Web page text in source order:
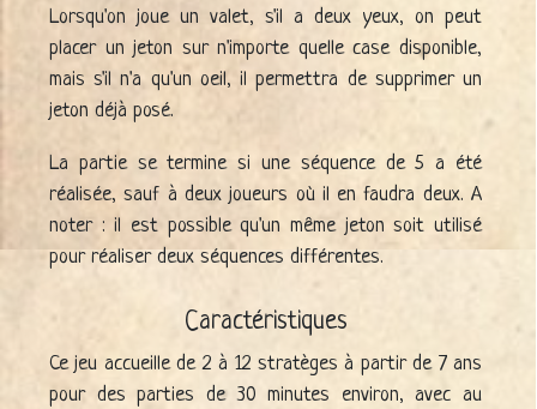
Lorsqu'on joue un valet, s'il a deux yeux, on peut
placer un jeton sur n'importe quelle case disponible,
mais s'il n'a qu'un oeil, il permettra de supprimer un
jeton déjà posé.
La partie se termine si une séquence de 5 a été
réalisée, sauf à deux joueurs où il en faudra deux. A
noter : il est possible qu'un même jeton soit utilisé
pour réaliser deux séquences différentes.
Caractéristiques
Ce jeu accueille de 2 à 12 stratèges à partir de 7 ans
pour des parties de 30 minutes environ, avec au